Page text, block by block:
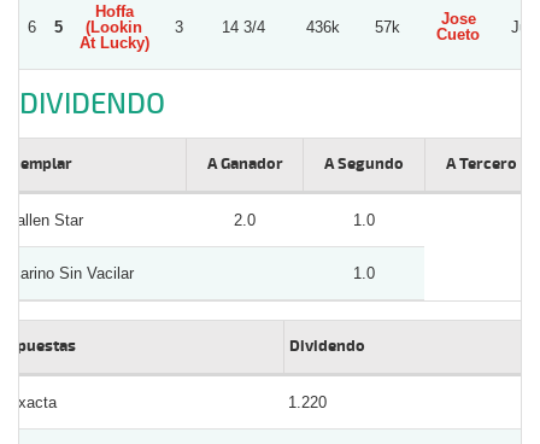
6 5
Hoffa
(Lookin
At Lucky)
3 14 3/4 436k 57k
Jose
Cueto
DIVIDENDO
Ejemplar A Ganador A Segundo A Tercero
Fallen Star 2.0 1.0
Marino Sin Vacilar 1.0
Apuestas Dividendo
Exacta 1.220